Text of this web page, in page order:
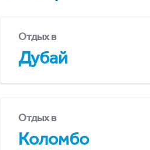
Отдых в
Дубай
Отдых в
Коломбо